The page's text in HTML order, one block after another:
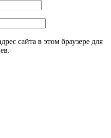
сайта в этом браузере для